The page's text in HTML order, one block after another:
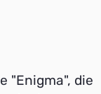
"Enigma", die